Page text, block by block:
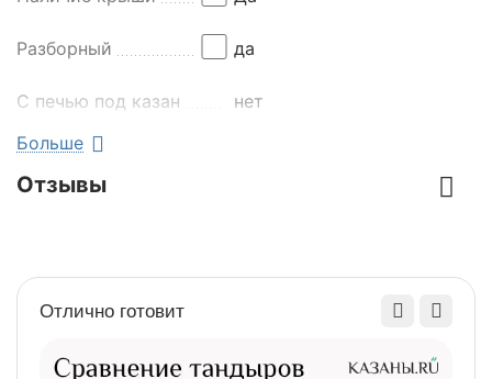
Разборный да
С печью под казан нет
Толщина стали, мм
Длина, мм
Ширина, мм 480
Больше
Отзывы
Отлично готовит